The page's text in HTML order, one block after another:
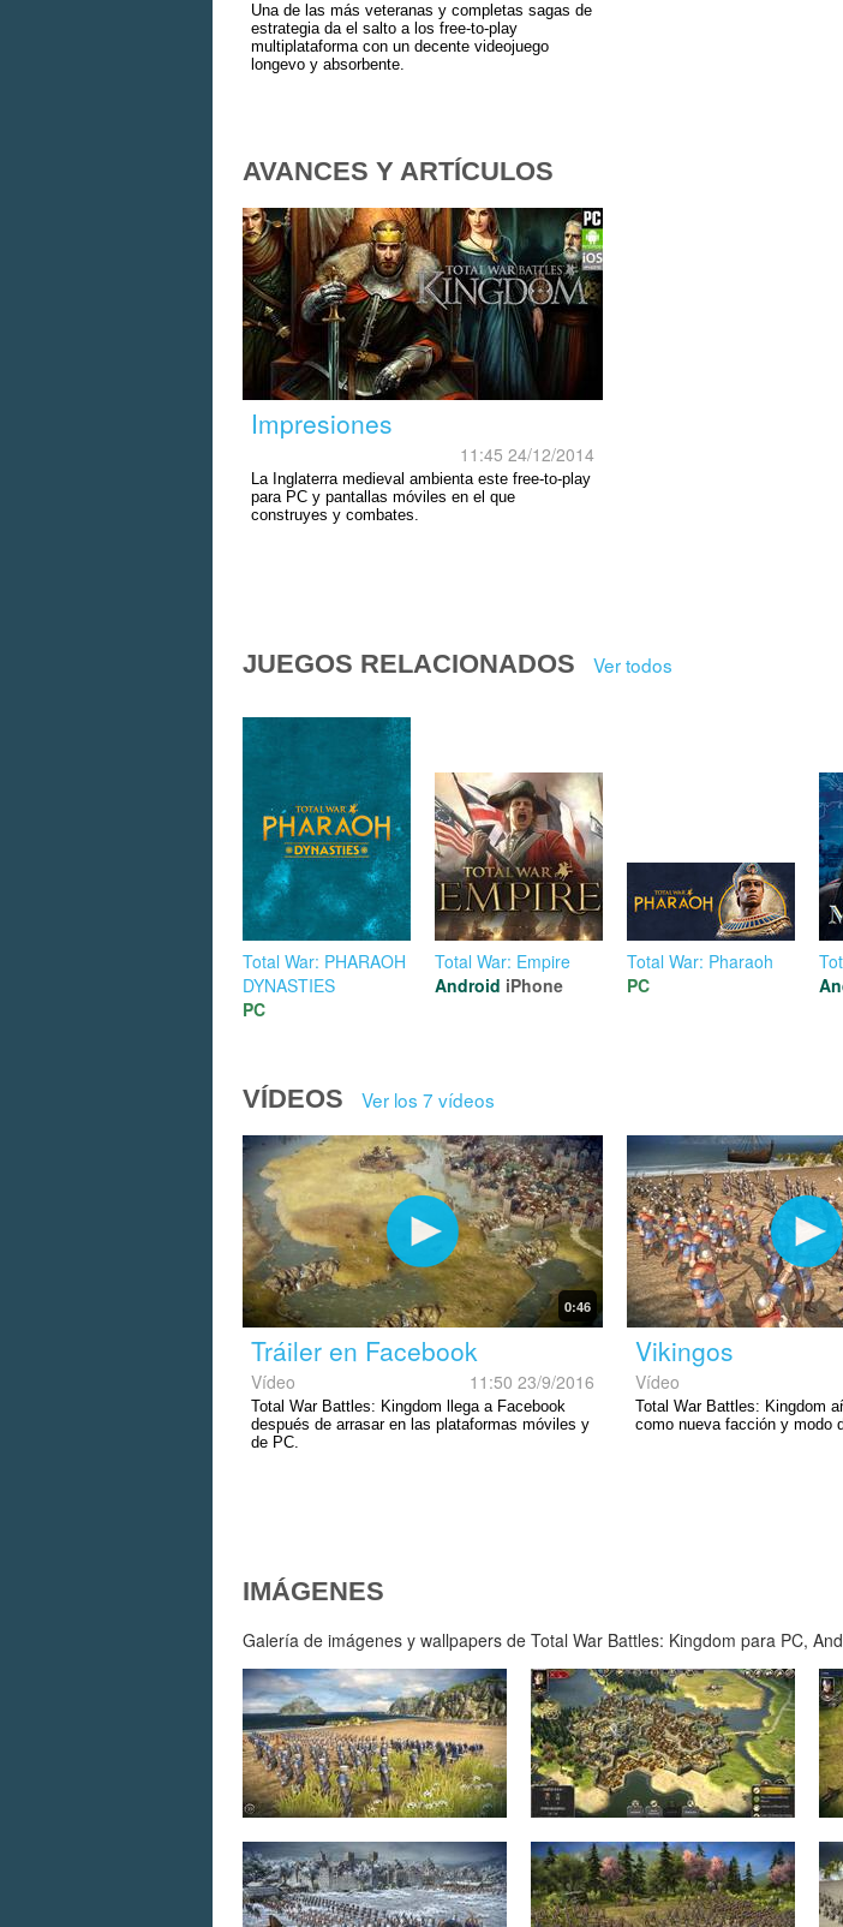
Una de las más veteranas y completas sagas de
estrategia da el salto a los free-to-play
multiplataforma con un decente videojuego
longevo y absorbente.
AVANCES Y ARTÍCULOS
Impresiones
11:45 24/12/2014
La Inglaterra medieval ambienta este free-to-play
para PC y pantallas móviles en el que
construyes y combates.
JUEGOS RELACIONADOS Ver todos
Total War: PHARAOH
DYNASTIES
PC
Total War: Empire
Android iPhone
Total War: Pharaoh
PC
VÍDEOS Ver los 7 vídeos
0:46
Tráiler en Facebook
Vídeo 11:50 23/9/2016
Total War Battles: Kingdom llega a Facebook
después de arrasar en las plataformas móviles y
de PC.
Vikingos
Vídeo
Total War Battles: Kingdom
como nueva facción y modo
IMÁGENES
Galería de imágenes y wallpapers de Total War Battles: Kingdom para PC,